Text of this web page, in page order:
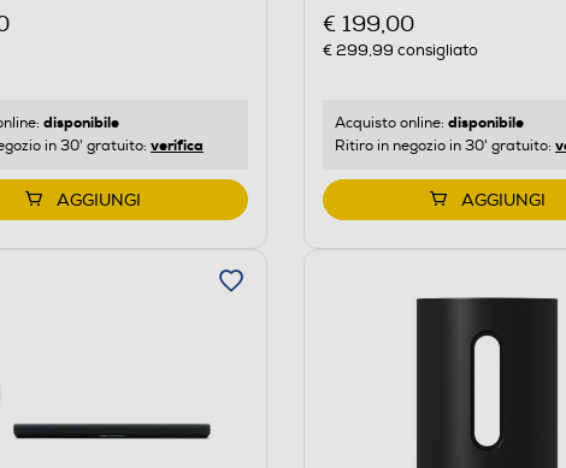
disponibile
in 30' gratuito: verifica
AGGIUNGI
€ 199,00
€ 299,99 consigliato
Acquisto online: disponibile
Ritiro in negozio in 30' gratuito:
AGGIUNGI